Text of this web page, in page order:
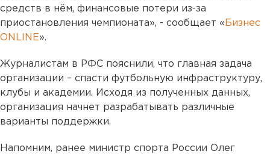
средств в нём, финансовые потери из-за
приостановления чемпионата», - сообщает « Бизнес
ONLINE».
Журналистам в РФС пояснили, что главная задача
организации – спасти футбольную инфраструктуру,
клубы и академии. Исходя из полученных данных,
организация начнет разрабатывать различные
варианты поддержки.
Напомним, ранее министр спорта России Олег